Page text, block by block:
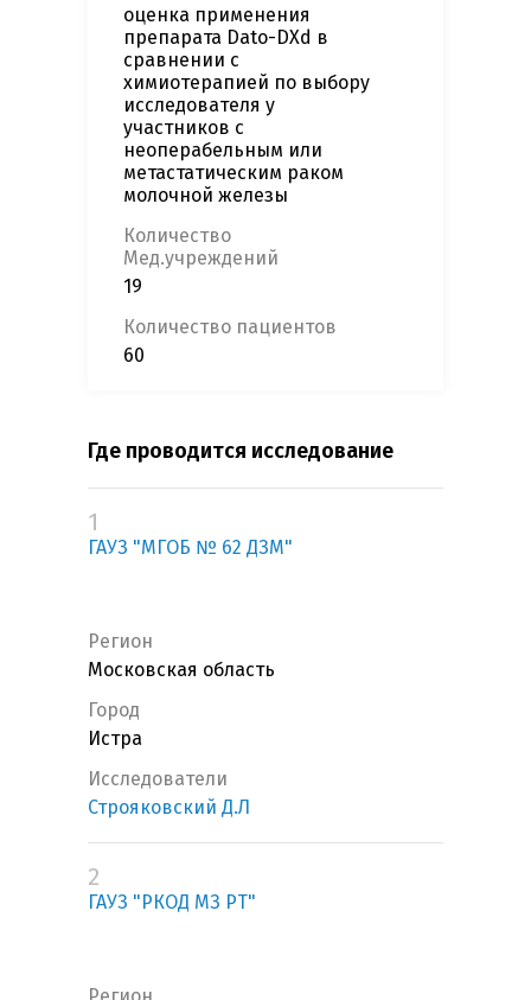
оценка применения
препарата Dato-DXd в
сравнении с
химиотерапией по выбору
исследователя у
участников с
неоперабельным или
метастатическим раком
молочной железы
Количество
Мед.учреждений
19
Количество пациентов
60
Где проводится исследование
1
ГАУЗ "МГОБ № 62 ДЗМ"
Регион
Московская область
Город
Истра
Исследователи
Строяковский Д.Л
2
ГАУЗ "РКОД МЗ РТ"